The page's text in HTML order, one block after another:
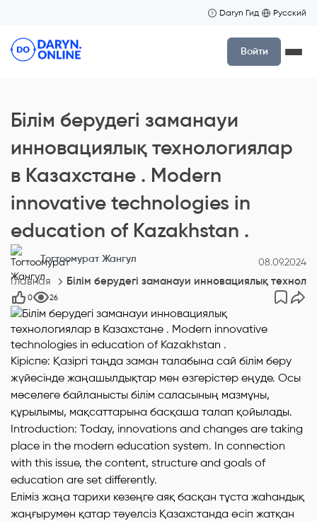
Daryn Гид Русский
Войти
Білім берудегі заманауи
инновациялық технологиялар
в Казахстане . Modern
innovative technologies in
education of Kazakhstan .
Тогтоомурат Жангул 08.09.2024
Главная Білім берудегі заманауи инновациялық
0 26
Кіріспе: Қазіргі таңда заман талабына сай білім беру
жүйесінде жаңашылдықтар мен өзгерістер еңуде. Осы
мәселеге байланысты білім саласының мазмұны,
құрылымы, мақсаттарына басқаша талап қойылады.
Introduction: Today, innovations and changes are taking
place in the modern education system. In connection
with this issue, the content, structure and goals of
education are set differently.
Еліміз жаңа тарихи кезеңге аяқ басқан тұста жаһандық
жаңғырумен қатар тәуелсіз Қазахстанда өсіп жатқан